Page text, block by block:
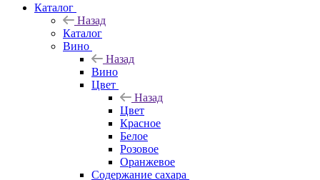
Каталог
Назад
Каталог
Вино
Назад
Вино
Цвет
Назад
Цвет
Красное
Белое
Розовое
Оранжевое
Содержание сахара